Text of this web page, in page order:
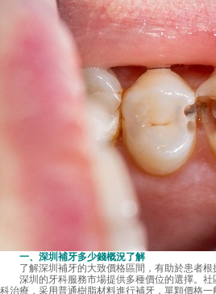
一、 深圳補牙多少錢概況了解
了解深圳補牙的大致價格區間，有助於患者根
深圳的牙科服務市場提供多種價位的選擇。社
科治療，采用普通樹脂材料進行補牙，單顆價格